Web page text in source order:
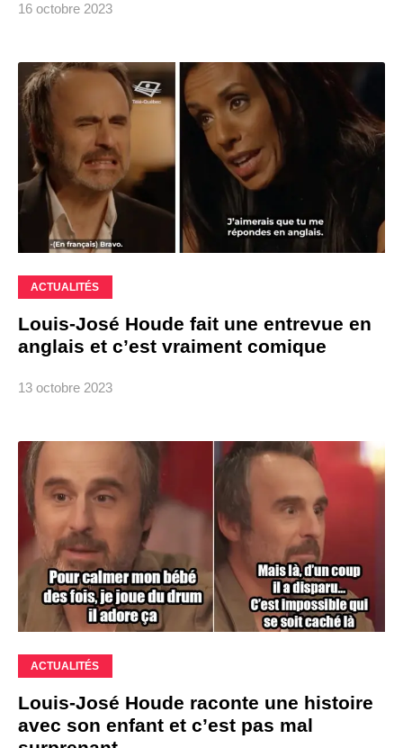
16 octobre 2023
ACTUALITÉS
Louis-José Houde fait une entrevue en
anglais et c’est vraiment comique
13 octobre 2023
ACTUALITÉS
Louis-José Houde raconte une histoire
avec son enfant et c’est pas mal